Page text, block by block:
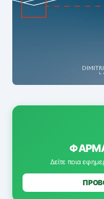
Δείτε ποια